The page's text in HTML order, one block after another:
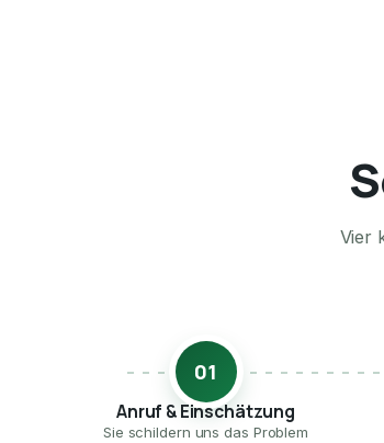
Vier
01
Anruf & Einschätzung
Sie schildern uns das Problem